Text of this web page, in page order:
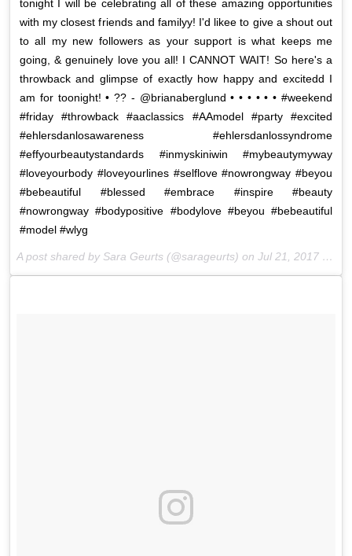
tonight I will be celebrating all of these amazing opportunities
with my closest friends and familyy! I'd likee to give a shout out
to all my new followers as your support is what keeps me
going, & genuinely love you all! I CANNOT WAIT! So here's a
throwback and glimpse of exactly how happy and excitedd I
am for toonight! • ?? - @brianaberglund • • • • • • #weekend
#friday #throwback #aaclassics #AAmodel #party #excited
#ehlersdanlosawareness #ehlersdanlossyndrome
#effyourbeautystandards #inmyskiniwin #mybeautymyway
#loveyourbody #loveyourlines #selflove #nowrongway #beyou
#bebeautiful #blessed #embrace #inspire #beauty
#nowrongway #bodypositive #bodylove #beyou #bebeautiful
#model #wlyg
A post shared by Sara Geurts (@sarageurts) on Jul 21, 2017 at 1:34pm PDT